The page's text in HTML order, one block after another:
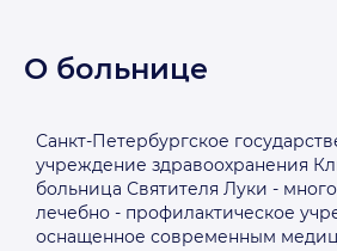
О больнице
Санкт-Петербургское
учреждение здравоохранения
больница Святителя Луки -
лечебно - профилактическое
оснащенное современным